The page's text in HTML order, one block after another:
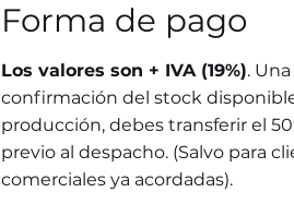
Forma de pago
Los valores son + IVA (19%).
confirmación del stock
producción, debes transferir el
previo al despacho. (Salvo para
comerciales ya acordadas).